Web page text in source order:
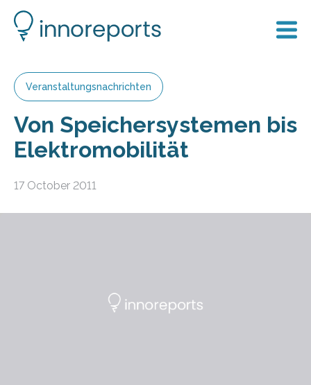
Veranstaltungsnachrichten
Von Speichersystemen bis
Elektromobilität
17 October 2011